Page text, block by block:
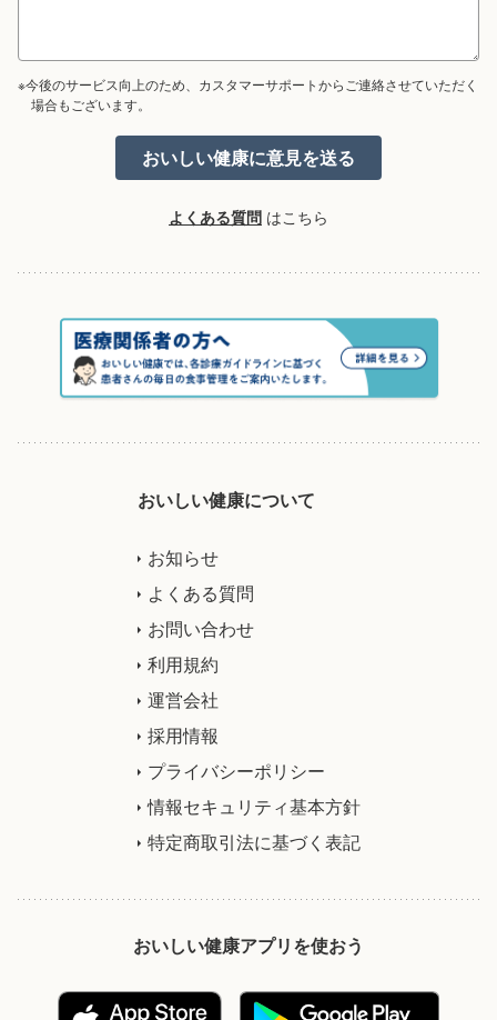
※今後のサービス向上のため、カスタマーサポートからご連絡させていただく
場合もございます。
よくある質問 はこちら
おいしい健康について
お知らせ
よくある質問
お問い合わせ
利用規約
運営会社
採用情報
プライバシーポリシー
情報セキュリティ基本方針
特定商取引法に基づく表記
おいしい健康アプリを使おう